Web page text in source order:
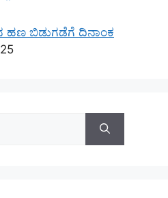
ಹಣ ಬಿಡುಗಡೆಗೆ ದಿನಾಂಕ